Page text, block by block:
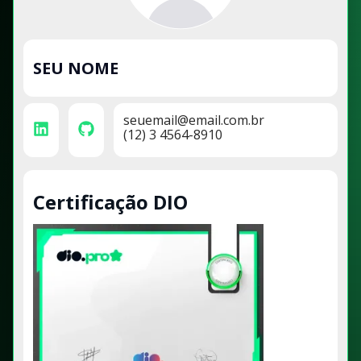
SEU NOME
seuemail@email.com.br
(12) 3 4564-8910
Certificação DIO